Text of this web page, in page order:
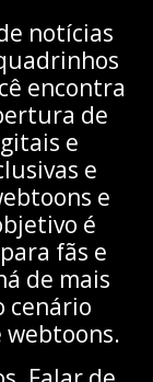
notícias
encontra
de
e
e
e
é
fãs e
de mais
cenário